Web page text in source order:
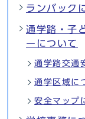
ランバック
通学路・子
ーについて
通学路交通
通学区域に
安全マップ